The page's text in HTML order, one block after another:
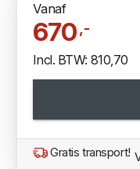
Vanaf
670,-
Incl. BTW: 810,70
Gratis transport!